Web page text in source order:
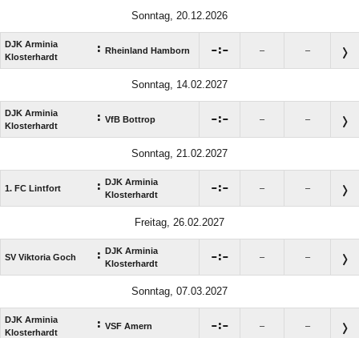
Sonntag, 20.12.2026
DJK Arminia
Klosterhardt
: Rheinland Hamborn : – –
Sonntag, 14.02.2027
DJK Arminia
Klosterhardt
: VfB Bottrop : – –
Sonntag, 21.02.2027
1. FC Lintfort : DJK Arminia
Klosterhardt
: – –
Freitag, 26.02.2027
SV Viktoria Goch : DJK Arminia
Klosterhardt
: – –
Sonntag, 07.03.2027
DJK Arminia
Klosterhardt
: VSF Amern : – –